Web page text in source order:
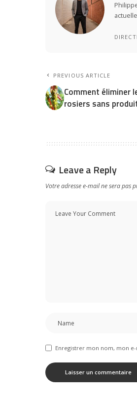
PREVIOUS ARTICLE
Comment éliminer
rosiers sans
Leave a Reply
Votre adresse e-mail ne sera pas
Enregistrer mon nom, mon